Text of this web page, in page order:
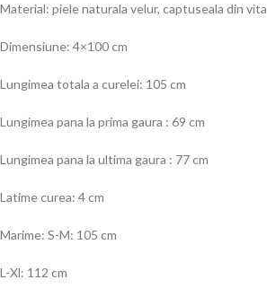
Material: piele naturala velur, captuseala din vita
Dimensiune: 4×100 cm
Lungimea totala a curelei: 105 cm
Lungimea pana la prima gaura : 69 cm
Lungimea pana la ultima gaura : 77 cm
Latime curea: 4 cm
Marime: S-M: 105 cm
L-Xl: 112 cm